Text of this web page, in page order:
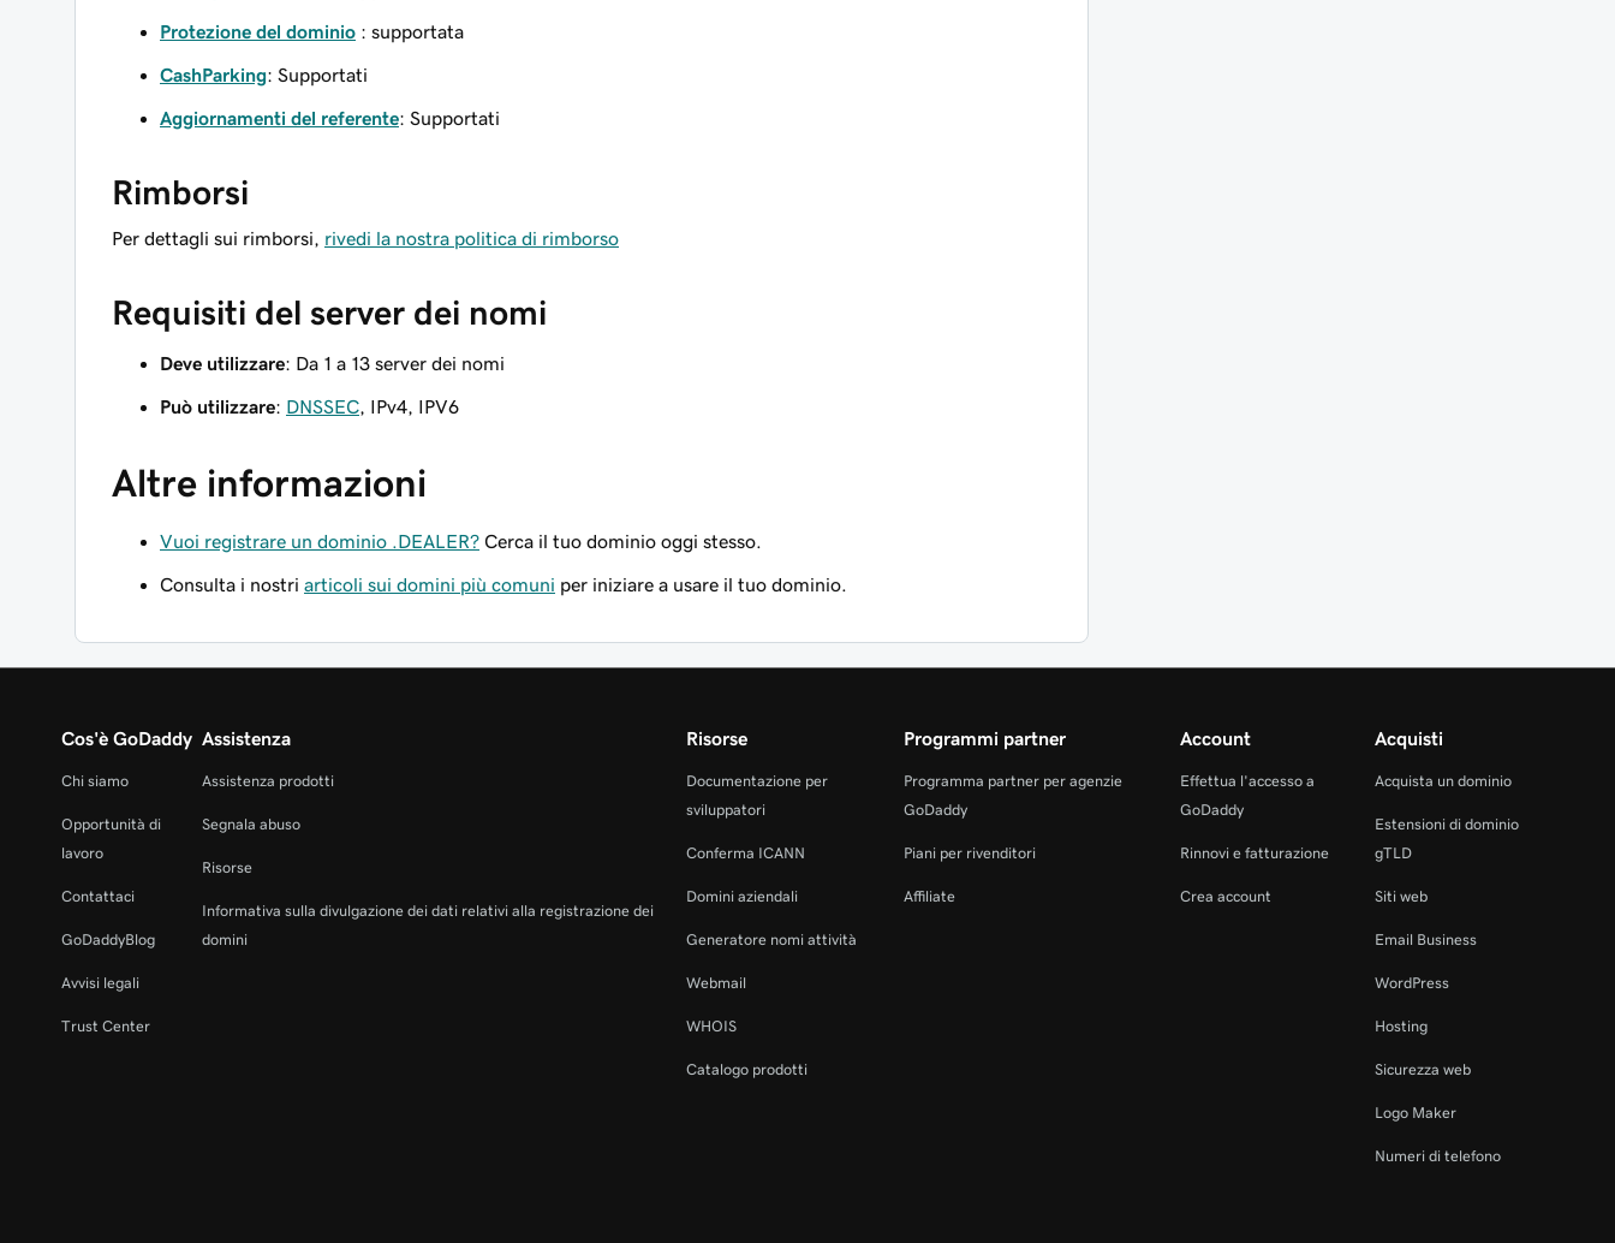
Protezione del dominio : supportata
CashParking: Supportati
Aggiornamenti del referente: Supportati
Rimborsi
Per dettagli sui rimborsi, rivedi la nostra politica di rimborso
Requisiti del server dei nomi
Deve utilizzare: Da 1 a 13 server dei nomi
Può utilizzare: DNSSEC , IPv4, IPV6
Altre informazioni
Vuoi registrare un dominio .DEALER? Cerca il tuo dominio oggi stesso.
Consulta i nostri articoli sui domini più comuni per iniziare a usare il tuo dominio.
Cos'è GoDaddy
Chi siamo
Opportunità di
lavoro
Contattaci
GoDaddyBlog
Avvisi legali
Trust Center
Assistenza
Assistenza prodotti
Segnala abuso
Risorse
Informativa sulla divulgazione dei dati relativi alla registrazione dei
domini
Risorse
Documentazione per
sviluppatori
Conferma ICANN
Domini aziendali
Generatore nomi attività
Webmail
WHOIS
Catalogo prodotti
Programmi partner
Programma partner per agenzie
GoDaddy
Piani per rivenditori
Affiliate
Account
Effettua l'accesso a
GoDaddy
Rinnovi e fatturazione
Crea account
Acquisti
Acquista un dominio
Estensioni di dominio
gTLD
Siti web
Email Business
WordPress
Hosting
Sicurezza web
Logo Maker
Numeri di telefono